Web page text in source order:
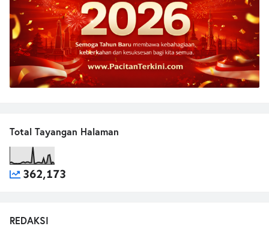
Total Tayangan Halaman
362,173
REDAKSI